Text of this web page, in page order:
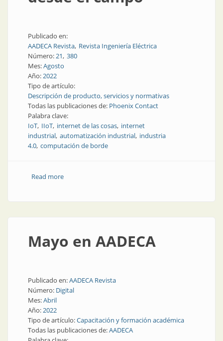
Publicado en:
AADECA Revista Revista Ingeniería Eléctrica
Número:21 380
Mes:Agosto
Año:2022
Tipo de artículo:
Descripción de producto, servicios y normativas
Todas las publicaciones de: Phoenix Contact
Palabra clave:
IoT IIoT internet de las cosas internet
industrial automatización industrial industria
4.0 computación de borde
Read moreabout Uso óptimo de datos desde el campo
Mayo en AADECA
Publicado en:AADECA Revista
Número: Digital
Mes:Abril
Año:2022
Tipo de artículo:Capacitación y formación académica
Todas las publicaciones de:AADECA